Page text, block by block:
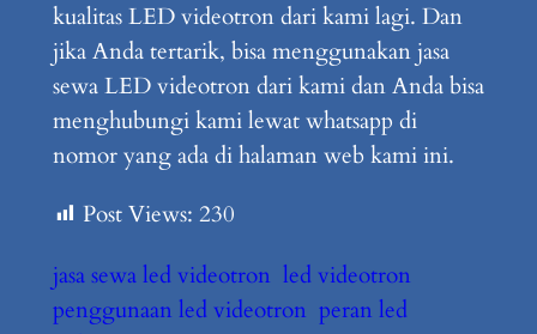
kualitas LED videotron dari kami lagi. Dan
jika Anda tertarik, bisa menggunakan jasa
sewa LED videotron dari kami dan Anda bisa
menghubungi kami lewat whatsapp di
nomor yang ada di halaman web kami ini.
Post Views: 230
jasa sewa led videotron led videotron
penggunaan led videotron peran led